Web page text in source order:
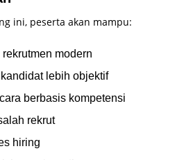
ini, peserta akan mampu:
modern
lebih objektif
berbasis kompetensi
rekrut
hiring